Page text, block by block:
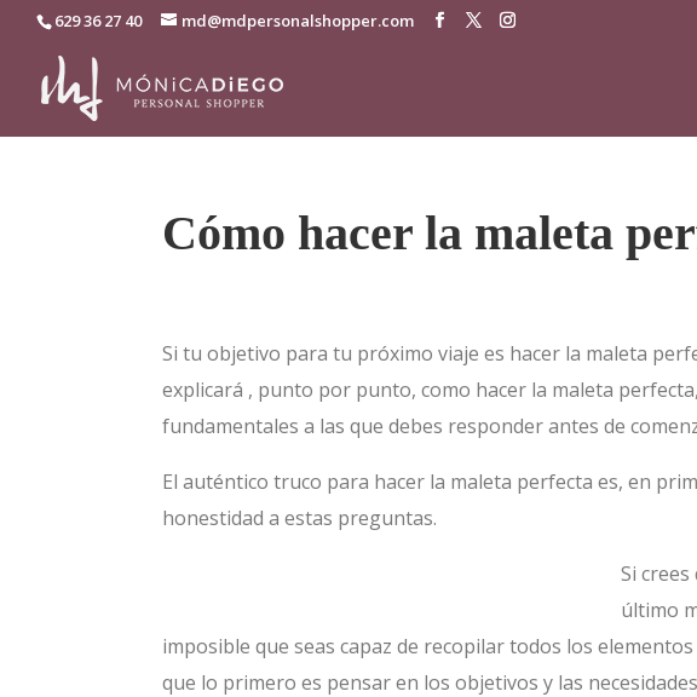
629 36 27 40 md@mdpersonalshopper.com
Cómo hacer la maleta
Si tu objetivo para tu próximo viaje es hacer la maleta
explicará , punto por punto, como hacer la maleta
fundamentales a las que debes responder antes de
El auténtico truco para hacer la maleta perfecta es, en
honestidad a estas preguntas.
Si
último
imposible que seas capaz de recopilar todos los
que lo primero es pensar en los objetivos y las